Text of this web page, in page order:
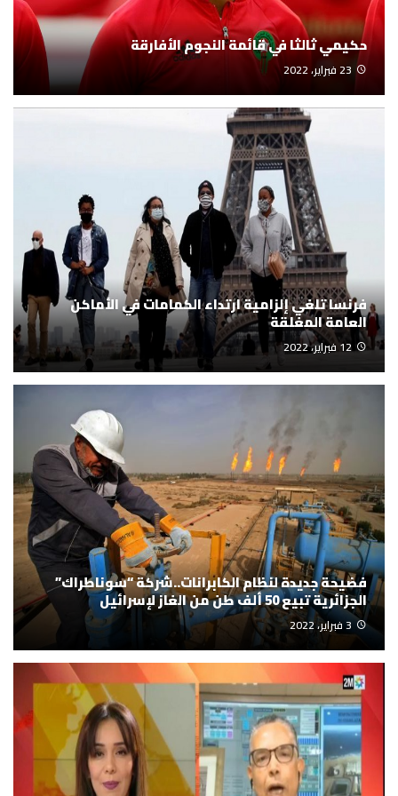
حكيمي ثالثا في قائمة النجوم الأفارقة
23 فبراير، 2022
فرنسا تلغي إلزامية ارتداء الكمامات في الأماكن
العامة المغلقة
12 فبراير، 2022
فضيحة جديدة لنظام الكابرانات..شركة “سوناطراك”
الجزائرية تبيع 50 ألف طن من الغاز لإسرائيل
3 فبراير، 2022